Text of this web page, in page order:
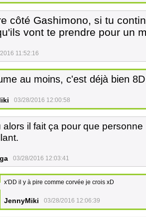
côté Gashimono, si tu
vont te prendre pour un
11:52:16
au moins, c'est déjà bien 8D
03/28/2016 12:00:58
alors il fait ça pour que
03/28/2016 12:03:41
x'DD il y à pire comme corvée je crois xD
JennyMiki 03/28/2016 12:06:39